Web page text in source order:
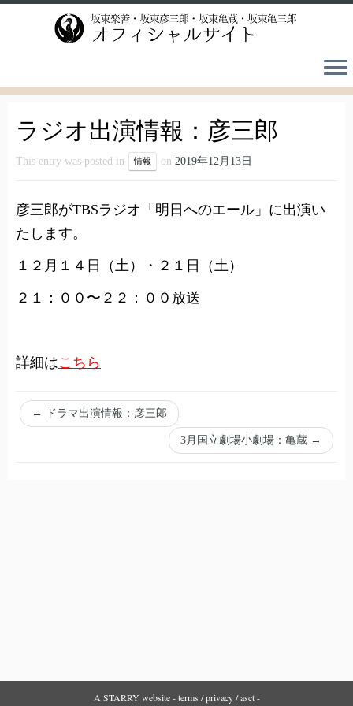
ラジオ出演情報：彦三郎
This entry was posted in 情報 on 2019年12月13日
彦三郎がTBSラジオ「明日へのエール」に出演い
たします。
１２月１４日（土）・２１日（土）
２１：００〜２２：００放送
詳細はこちら
← ドラマ出演情報：彦三郎
3月国立劇場小劇場：亀蔵 →
A STARRY website -terms /privacy/asct-